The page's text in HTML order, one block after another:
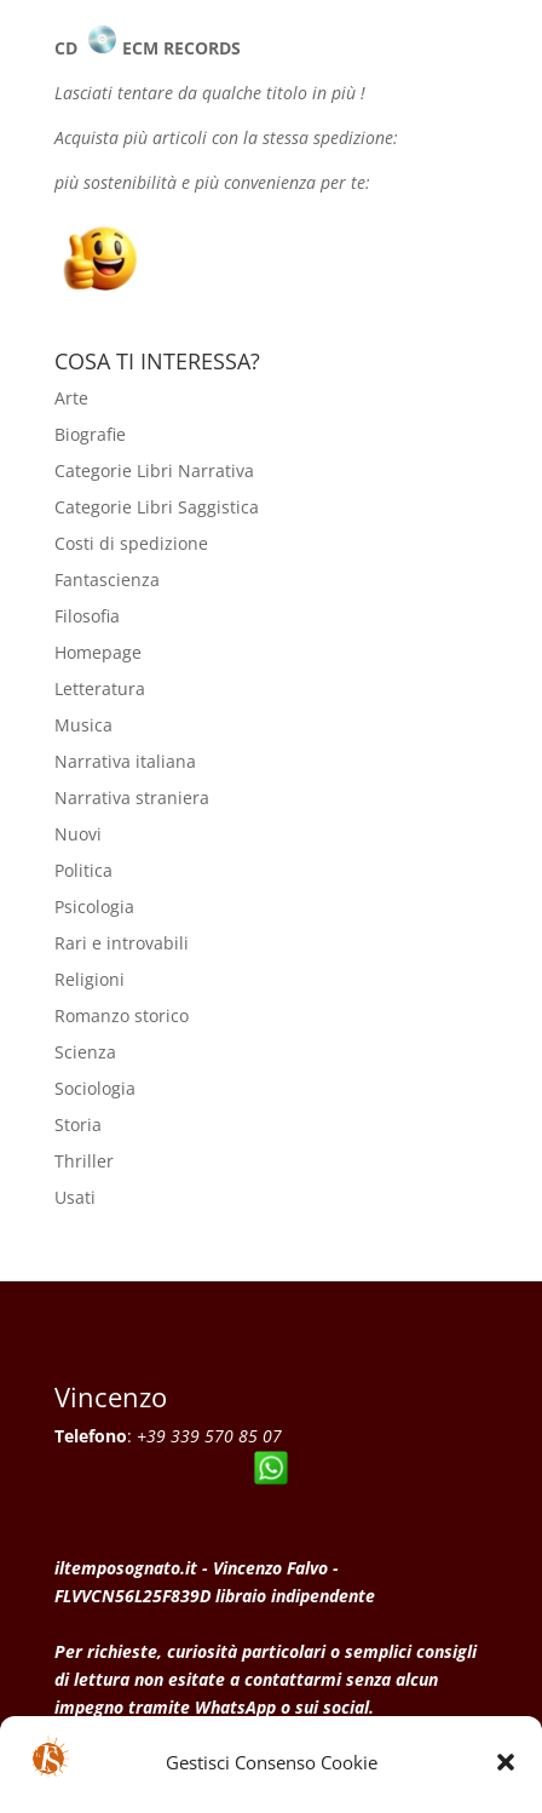
Gestisci Consenso Cookie
CD
ECM RECORDS
Lasciati tentare da qualche titolo in più !
Acquista più articoli con la stessa spedizione:
più sostenibilità e più convenienza per te:
COSA TI INTERESSA?
Arte
Biografie
Categorie Libri Narrativa
Categorie Libri Saggistica
Costi di spedizione
Fantascienza
Filosofia
Homepage
Letteratura
Musica
Narrativa italiana
Narrativa straniera
Nuovi
Politica
Psicologia
Rari e introvabili
Religioni
Romanzo storico
Scienza
Sociologia
Storia
Thriller
Usati
Vincenzo
Telefono: +39 339 570 85 07
iltemposognato.it - Vincenzo Falvo -
FLVVCN56L25F839D libraio indipendente
Per richieste, curiosità particolari o semplici consigli
di lettura non esitate a contattarmi senza alcun
impegno tramite WhatsApp o sui social.